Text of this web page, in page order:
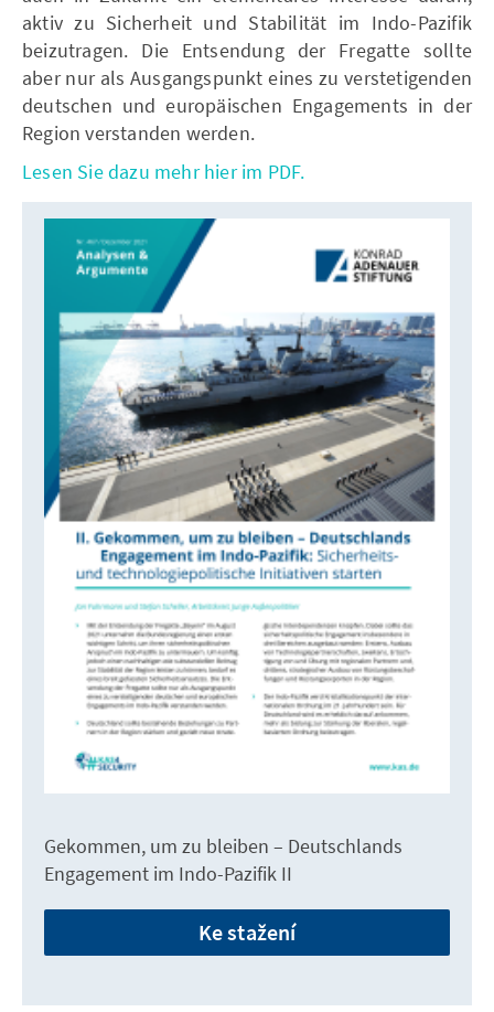
aktiv zu Sicherheit und Stabilität im Indo-Pazifik
beizutragen. Die Entsendung der Fregatte sollte
aber nur als Ausgangspunkt eines zu verstetigenden
deutschen und europäischen Engagements in der
Region verstanden werden.
Lesen Sie dazu mehr hier im PDF.
Gekommen, um zu bleiben – Deutschlands
Engagement im Indo-Pazifik II
Ke stažení